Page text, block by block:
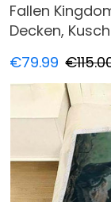
Fallen
Decken,
€79.99